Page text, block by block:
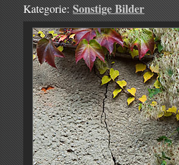
Kategorie:Sonstige Bilder